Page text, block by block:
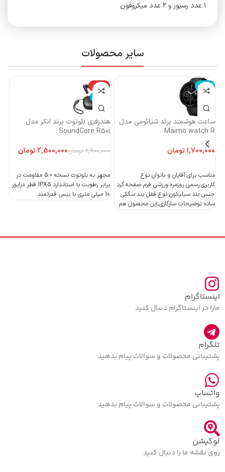
۱ عدد رسیور و ۲ عدد میکروفون
سایر محصولات
ناموجود
ساعت هوشمند برند شیائومی مدل
Maimo watch R
تومان
مناسب برای:آقایان و بانوان نوع
کاربری:رسمی روزمره ورزشی فرم صفحه:گرد
جنس بند:سیلیکون نوع قفل بند:سگکی
ساده توضیحات سازگاری;این محصول هم
-14%
ناموجود
هندزفری بلوتوث برند انکر مدل
SoundCore R50i
2,900,000 تومان2,500,000تومان
مجهز به بلوتوث نسخه 5.0 مقاومت در
برابر رطوبت با استاندارد IPX5 قطر درایور
10 میلی متری با بیس قدرتمند
اینستاگرام
مارا در اینستاگرام دنبال کنید
تلگرام
پشتیبانی محصولات و سوالات پیام بدهید
واتساپ
پشتیبانی محصولات و سوالات پیام بدهید
لوکیشن
روی نقشه ما را دنبال کنید